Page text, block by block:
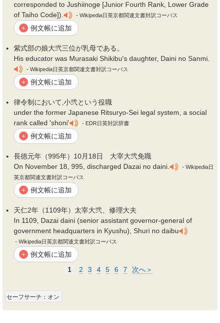
corresponded to Jushiinoge [Junior Fourth Rank, Lower Grade
of Taiho Code]).
- Wikipedia日英京都関連文書対訳コーパス
+ 例文帳に追加
紫式部の娘大弐三位が乳母である。
His educator was Murasaki Shikibu's daughter, Daini no Sanmi.
- Wikipedia日英京都関連文書対訳コーパス
+ 例文帳に追加
律令制において,小弐という役職
under the former Japanese Ritsuryo-Sei legal system, a social
rank called 'shoni'
- EDR日英対訳辞書
+ 例文帳に追加
長徳元年（995年）10月18日 大宰大弐免職
On November 18, 995, discharged Dazai no daini.
- Wikipedia日
英京都関連文書対訳コーパス
+ 例文帳に追加
天仁2年（1109年）太宰大弐 、修理大夫
In 1109, Dazai daini (senior assistant governor-general of
government headquarters in Kyushu), Shuri no daibu
- Wikipedia日英京都関連文書対訳コーパス
+ 例文帳に追加
1 2 3 4 5 6 7 次へ＞
セーフサーチ：オン